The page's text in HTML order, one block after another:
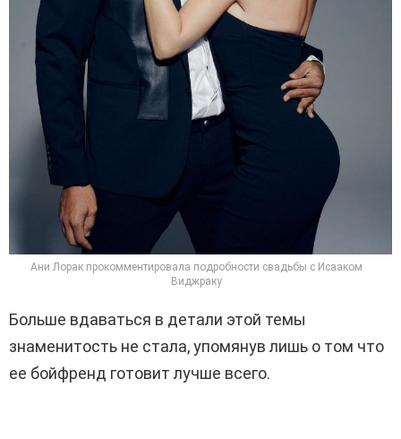
Ани Лорак прокомментировала подробности свадьбы с Исааком
Виджраку
Больше вдаваться в детали этой темы
знаменитость не стала, упомянув лишь о том что
ее бойфренд готовит лучше всего.